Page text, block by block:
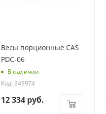
Весы порционные CAS
PDC-06
В наличии
Код: 349974
12 334руб.